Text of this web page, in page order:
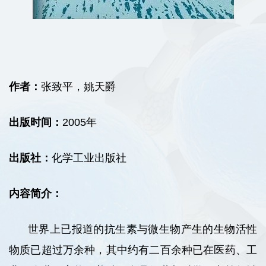
作者： 张致平，姚天爵
出版时间： 2005年
出版社： 化学工业出版社
内容简介：
世界上已报道的抗生素与微生物产生的生物活性
物质已超过万余种，其中约有二百余种已在医药、工